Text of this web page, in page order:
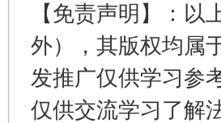
【免责声明】：
外），其版权均属
发推广仅供学习参
仅供交流学习了解
习近平的博鳌关键词